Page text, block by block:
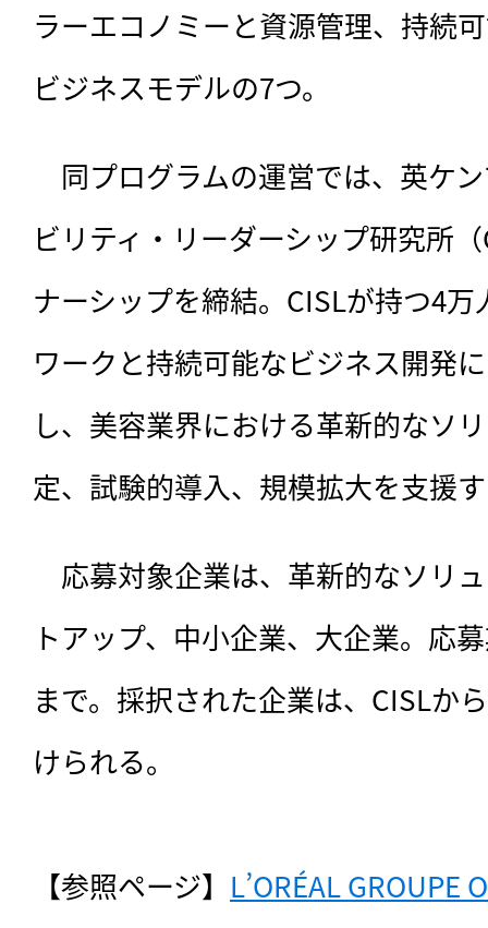
ラーエコノミーと資源管理、持続
ビジネスモデルの7つ。
同プログラムの運営では、英ケ
ビリティ・リーダーシップ研究所
ナーシップを締結。CISLが持つ4
ワークと持続可能なビジネス開発
し、美容業界における革新的なソ
定、試験的導入、規模拡大を支援
応募対象企業は、革新的なソリ
トアップ、中小企業、大企業。応
まで。採択された企業は、CISLか
けられる。
【参照ページ】 L’ORÉAL GROUPE